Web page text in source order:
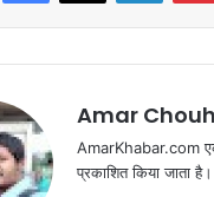
Amar
AmarKhabar.com
प्रकाशित किया जाता